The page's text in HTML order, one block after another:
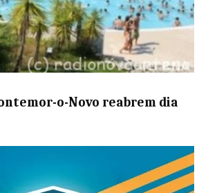
o-Novo reabrem dia